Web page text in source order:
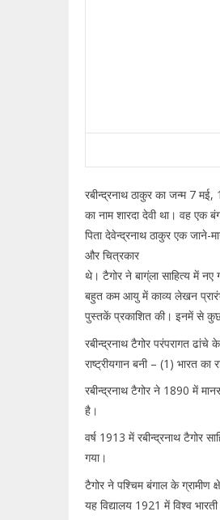
रबीन्द्रनाथ ठाकुर का जन्म 7
का नाम शारदा देवी था। वह एक
पिता देवेन्द्रनाथ ठाकुर एक जाने-
और चित्रकार
थे। टैगोर ने बाग्ंला साहित्य में
बहुत कम आयु में काव्य लेखन
पुस्तकें प्रकाशित की। इनमें से कुछ
रबीन्द्रनाथ टैगोर परंपरागत
राष्ट्रीयगान बनी – (1) भारत का
रबीन्द्रनाथ टैगोर ने 1890 में
है।
वर्ष 1913 में रबीन्द्रनाथ टैगोर
गया।
टैगोर ने पश्चिम बंगाल के ग्रामीण
यह विद्यालय 1921 में विश्व भारती